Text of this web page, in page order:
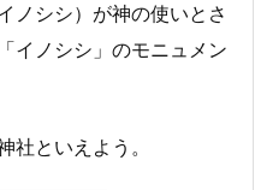
ノシシ）が神の使いとさ
イノシシ」のモニュメン
社といえよう。